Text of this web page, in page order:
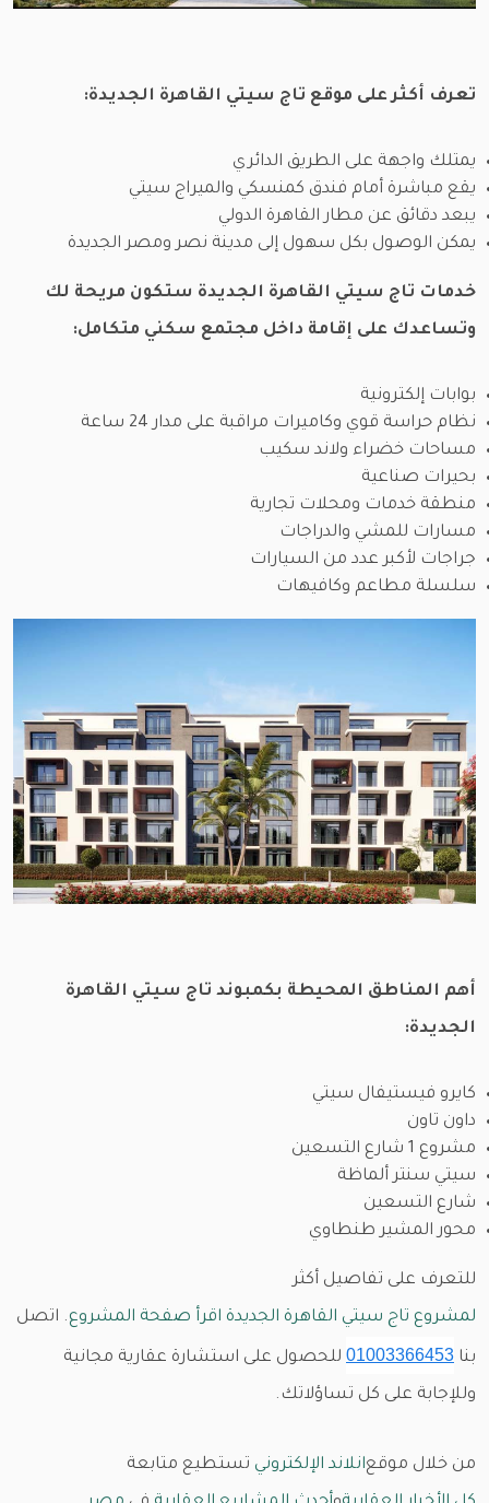
تعرف أكثر على موقع تاج سيتي القاهرة الجديدة:
يمتلك واجهة على الطريق الدائري
يقع مباشرة أمام فندق كمنسكي والميراج سيتي
يبعد دقائق عن مطار القاهرة الدولي
يمكن الوصول بكل سهول إلى مدينة نصر ومصر الجديدة
خدمات تاج سيتي القاهرة الجديدة ستكون مريحة لك
وتساعدك على إقامة داخل مجتمع سكني متكامل:
بوابات إلكترونية
نظام حراسة قوي وكاميرات مراقبة على مدار 24 ساعة
مساحات خضراء ولاند سكيب
بحيرات صناعية
منطقة خدمات ومحلات تجارية
مسارات للمشي والدراجات
جراجات لأكبر عدد من السيارات
سلسلة مطاعم وكافيهات
أهم المناطق المحيطة بكمبوند تاج سيتي القاهرة
الجديدة:
كايرو فيستيفال سيتي
داون تاون
مشروع 1 شارع التسعين
سيتي سنتر ألماظة
شارع التسعين
محور المشير طنطاوي
للتعرف على تفاصيل أكثر
لمشروع تاج سيتي القاهرة الجديدة اقرأ صفحة المشروع. اتصل
بنا 01003366453 للحصول على استشارة عقارية مجانية
وللإجابة على كل تساؤلاتك.
من خلال موقعانلاند الإلكتروني تستطيع متابعة